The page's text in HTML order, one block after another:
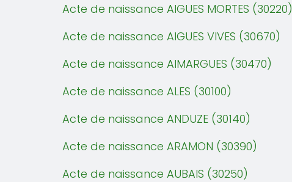
Acte de naissance AIGUES MORTES (30220)
Acte de naissance AIGUES VIVES (30670)
Acte de naissance AIMARGUES (30470)
Acte de naissance ALES (30100)
Acte de naissance ANDUZE (30140)
Acte de naissance ARAMON (30390)
Acte de naissance AUBAIS (30250)